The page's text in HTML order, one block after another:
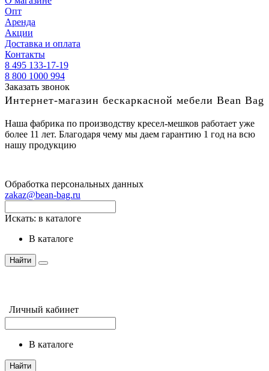
Опт
Аренда
Акции
Доставка и оплата
Контакты
8 495 133-17-19
8 800 1000 994
Заказать звонок
Интернет-магазин бескаркасной мебели Bean Bag
Наша фабрика по производству кресел-мешков работает уже
более 11 лет. Благодаря чему мы даем гарантию 1 год на всю
нашу продукцию
Обработка персональных данных
zakaz@bean-bag.ru
Искать: в каталоге
в каталоге
Найти
Личный кабинет
в каталоге
Найти